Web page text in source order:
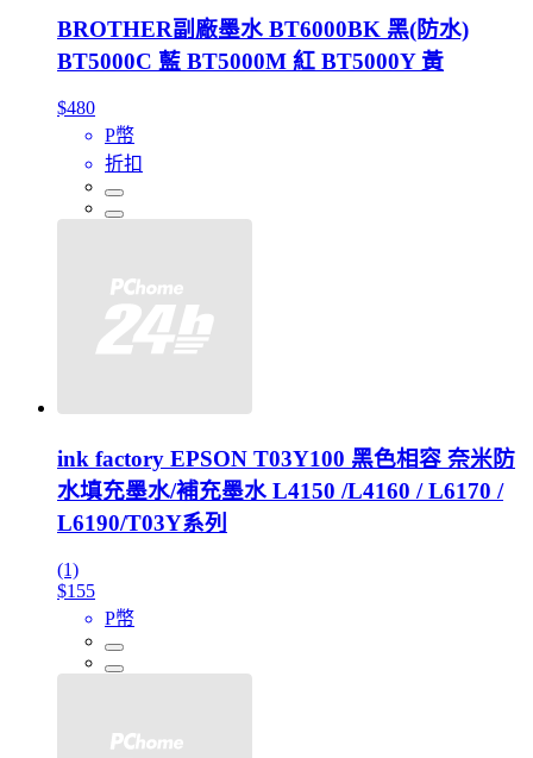
BROTHER副廠墨水 BT6000BK 黑(防水)
BT5000C 藍 BT5000M 紅 BT5000Y 黃
$480
P幣
折扣
ink factory EPSON T03Y100 黑色相容 奈米防
水填充墨水/補充墨水 L4150 /L4160 / L6170 /
L6190/T03Y系列
(1)
$155
P幣